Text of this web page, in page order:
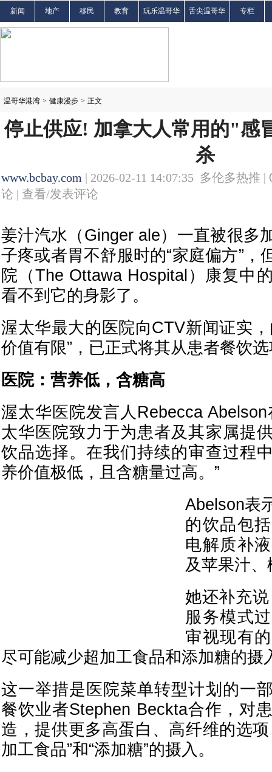
新闻 地产 移民 教育 玩乐温哥华 舌尖温哥华 专栏
温哥华港湾 > 健康漫步 > 正文
停止供应! 加拿大人常用的"感
杀
www.bcbay.com | 2026-02-11 14:07:35 多伦多热推 |
论 | 查看/发表评论
姜汁汽水（Ginger ale）一直被很多
子疼或者胃不舒服时的“家庭偏方”，
院（The Ottawa Hospital）康复中
看不到它的身影了。
渥太华最大的医院向CTV新闻证实
价值有限”，已正式将其从患者餐饮
医院：营养低，含糖高
渥太华医院发言人Rebecca
太华医院致力于为患者及其家属提
饮品选择。在我们持续的审查过程
养价值极低，且含糖量过高。”
Abelson表
的饮品包
电解质补
及苹果汁
她还补充
服务模式
审视现有
尽可能减少超加工食品和添加糖的摄
这一举措是医院菜单转型计划的一
餐饮业者Stephen Beckta合作，对
造，提供更多高蛋白、高纤维的选
加工食品”和“添加糖”的摄入。